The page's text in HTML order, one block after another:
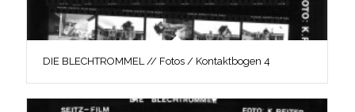
DIE BLECHTROMMEL // Fotos / Kontaktbogen 4